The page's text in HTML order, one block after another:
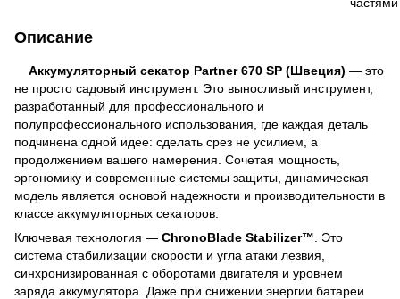
Описание
Аккумуляторный секатор Partner 670 SP (Швеция) — это
не просто садовый инструмент. Это выносливый инструмент,
разработанный для профессионального и
полупрофессионального использования , где каждая деталь
подчинена одной идее: сделать срез не усилием, а
продолжением вашего намерения. Сочетая мощность,
эргономику и современные системы защиты, динамическая
модель является основой надежности и производительности в
классе аккумуляторных секаторов.
Ключевая технология — ChronoBlade Stabilizer™ . Это
система стабилизации скорости и угла атаки лезвия,
синхронизированная с оборотами двигателя и уровнем
заряда аккумулятора. Даже при снижении энергии батареи